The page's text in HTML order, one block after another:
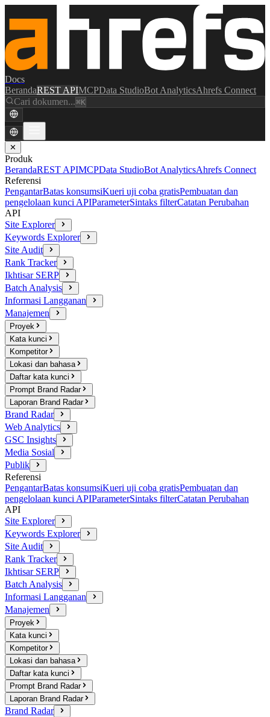
Docs
BerandaREST APIMCPData StudioBot AnalyticsAhrefs Connect
Cari dokumen...⌘K
✕
Produk
BerandaREST APIMCPData StudioBot AnalyticsAhrefs Connect
Referensi
PengantarBatas konsumsiKueri uji coba gratisPembuatan dan
pengelolaan kunci APIParameterSintaks filterCatatan Perubahan
API
Site Explorer
Keywords Explorer
Site Audit
Rank Tracker
Ikhtisar SERP
Batch Analysis
Informasi Langganan
Manajemen
Proyek
Kata kunci
Kompetitor
Lokasi dan bahasa
Daftar kata kunci
Prompt Brand Radar
Laporan Brand Radar
Brand Radar
Web Analytics
GSC Insights
Media Sosial
Publik
Referensi
PengantarBatas konsumsiKueri uji coba gratisPembuatan dan
pengelolaan kunci APIParameterSintaks filterCatatan Perubahan
API
Site Explorer
Keywords Explorer
Site Audit
Rank Tracker
Ikhtisar SERP
Batch Analysis
Informasi Langganan
Manajemen
Proyek
Kata kunci
Kompetitor
Lokasi dan bahasa
Daftar kata kunci
Prompt Brand Radar
Laporan Brand Radar
Brand Radar